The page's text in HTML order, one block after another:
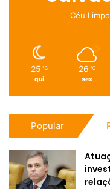
Céu Limpo
25 ℃
qui
26 ℃
sex
Popular